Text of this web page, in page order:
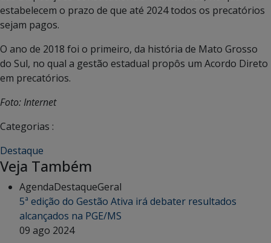
estabelecem o prazo de que até 2024 todos os precatórios
sejam pagos.
O ano de 2018 foi o primeiro, da história de Mato Grosso
do Sul, no qual a gestão estadual propôs um Acordo Direto
em precatórios.
Foto: Internet
Categorias :
Destaque
Veja Também
AgendaDestaqueGeral
5ª edição do Gestão Ativa irá debater resultados
alcançados na PGE/MS
09 ago 2024